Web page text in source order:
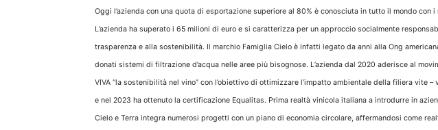
Oggi l’azienda con una quota di esportazione superiore al 80% è conosciuta in tutto il mondo con
L’azienda ha superato i 65 milioni di euro e si caratterizza per un approccio socialmente
trasparenza e alla sostenibilità. Il marchio Famiglia Cielo è infatti legato da anni alla Ong
donati sistemi di filtrazione d’acqua nelle aree più bisognose. L’azienda dal 2020 aderisce al
VIVA “la sostenibilità nel vino” con l’obiettivo di ottimizzare l’impatto ambientale della filiera vite –
e nel 2023 ha ottenuto la certificazione Equalitas. Prima realtà vinicola italiana a introdurre in
Cielo e Terra integra numerosi progetti con un piano di economia circolare, affermandosi come